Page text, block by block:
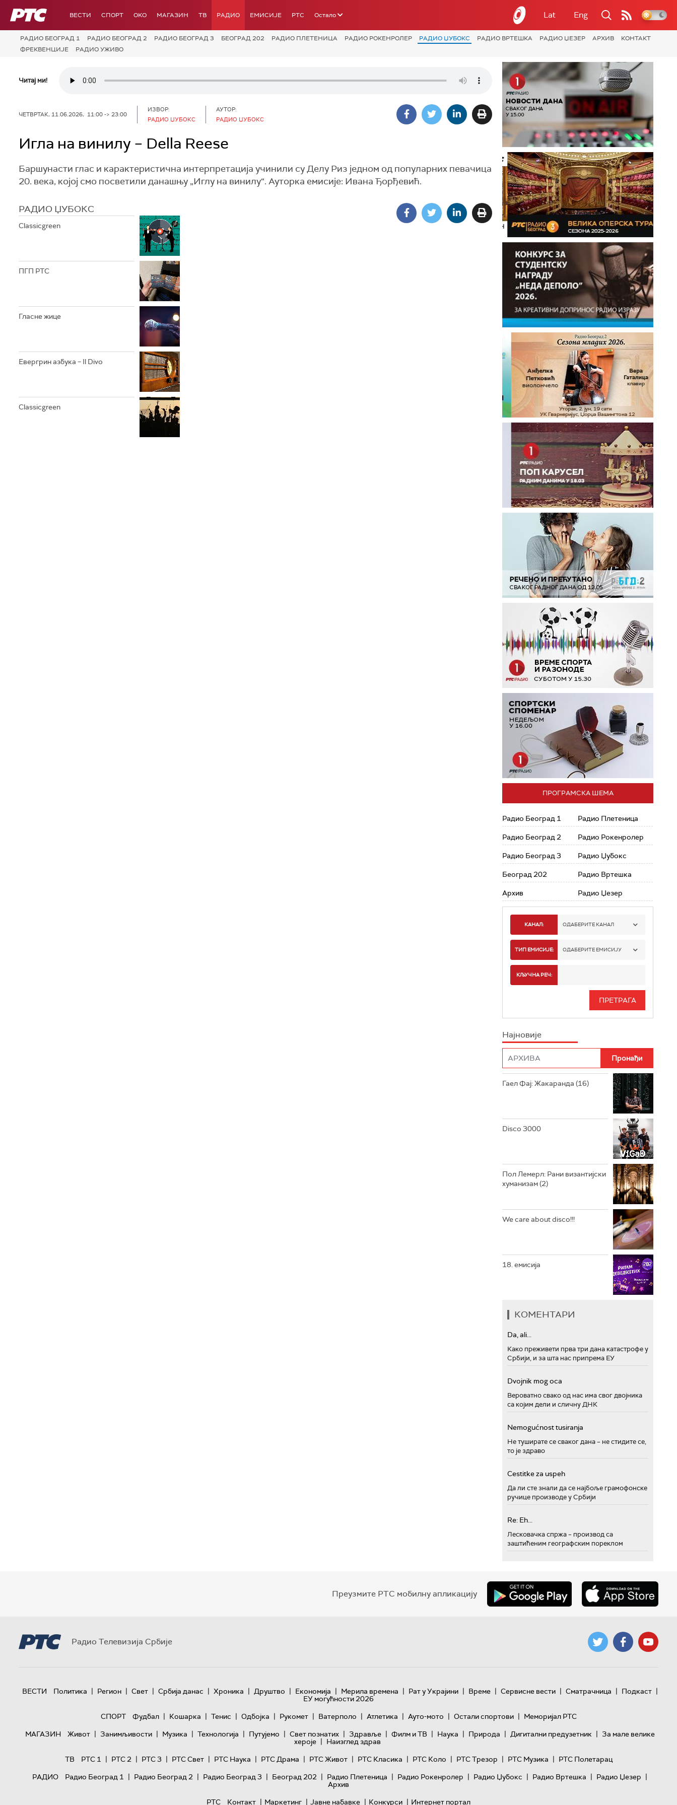
РТС ВЕСТИ СПОРТ OKO МАГАЗИН ТВ РАДИО ЕМИСИЈЕ РТС Остало Lat Eng
РАДИО БЕОГРАД 1 РАДИО БЕОГРАД 2 РАДИО БЕОГРАД 3 БЕОГРАД 202 РАДИО ПЛЕТЕНИЦА РАДИО РОКЕНРОЛЕР РАДИО ЏУБОКС РАДИО ВРТЕШКА РАДИО ЏЕЗЕР АРХИВ
КОНТАКТ
ФРЕКВЕНЦИЈЕ
РАДИО УЖИВО
Читај ми!
ЧЕТВРТАК, 11.06.2026, 11:00 -> 23:00
ИЗВОР:
РАДИО ЏУБОКС
АУТОР:
РАДИО ЏУБОКС
Игла на винилу – Della Reese
Баршунасти глас и карактеристична интерпретација учинили су Делу Риз једном од популарних певачица
20. века, којој смо посветили данашњу „Иглу на винилу“. Ауторка емисије: Ивана Ђорђевић.
РАДИО ЏУБОКС
Classicgreen
ПГП РТС
Гласне жице
Евергрин азбука – Il Divo
Classicgreen
ПРОГРАМСКА ШЕМА
Радио Београд 1
Радио Београд 2
Радио Београд 3
Београд 202
Архив
Радио Плетеница
Радио Рокенролер
Радио Џубокс
Радио Вртешка
Радио Џезер
КАНАЛ: ОДАБЕРИТЕ КАНАЛ
РАДИО БЕОГРАД 1
РАДИО БЕОГРАД 3
РАДИО РОКЕНРОЛЕР
РАДИО ЏУБОКС
РАДИО ВРТЕШКА
РАДИО ЏЕЗЕР
ТИП ЕМИСИЈЕ: ОДАБЕРИТЕ ЕМИСИЈУ
ИНФО
КЉУЧНА РЕЧ:
Најновије
Гаел Фај: Жакаранда (16)
Disco 3000
Пол Лемерл: Рани византијски
хуманизам (2)
We care about disco!!!
18. емисија
КОМЕНТАРИ
Da, ali...
Како преживети прва три дана катастрофе у
Србији, и за шта нас припрема ЕУ
Dvojnik mog oca
Вероватно свако од нас има свог двојника
са којим дели и сличну ДНК
Nemogućnost tusiranja
Не туширате се сваког дана – не стидите се,
то је здраво
Cestitke za uspeh
Да ли сте знали да се најбоље грамофонске
ручице производе у Србији
Re: Eh...
Лесковачка спржа – производ са
заштићеним географским пореклом
Преузмите РТС мобилну апликацију
Радио Телевизија Србије
ВЕСТИ Политика | Регион | Свет | Србија данас | Хроника | Друштво | Економија | Мерила времена | Рат у Украјини | Време | Сервисне вести | Сматрачница | Подкаст |
ЕУ могућности 2026
СПОРТ
Фудбал | Кошарка | Тенис | Одбојка | Рукомет | Ватерполо | Атлетика | Ауто-мото | Остали спортови | Меморијал РТС
МАГАЗИН
Живот | Занимљивости | Музика | Технологијa | Путујемо | Свет познатих | Здравље | Филм и ТВ | Наука | Природа | Дигитални предузетник | За мале велике
хероје | Наизглед здрав
ТВ
РТС 1 | РТС 2 | РТС 3 | РТС Свет | РТС Наука | РТС Драма | РТС Живот | РТС Класика | РТС Коло | РТС Трезор | РТС Музика | РТС Полетарац
РАДИО
Радио Београд 1 | Радио Београд 2 | Радио Београд 3 | Београд 202 | Радио Плетеница | Радио Рокенролер | Радио Џубокс | Радио Вртешка | Радио Џезер |
Архив
РТС
Контакт | Маркетинг | Јавне набавке | Конкурси | Интернет портал